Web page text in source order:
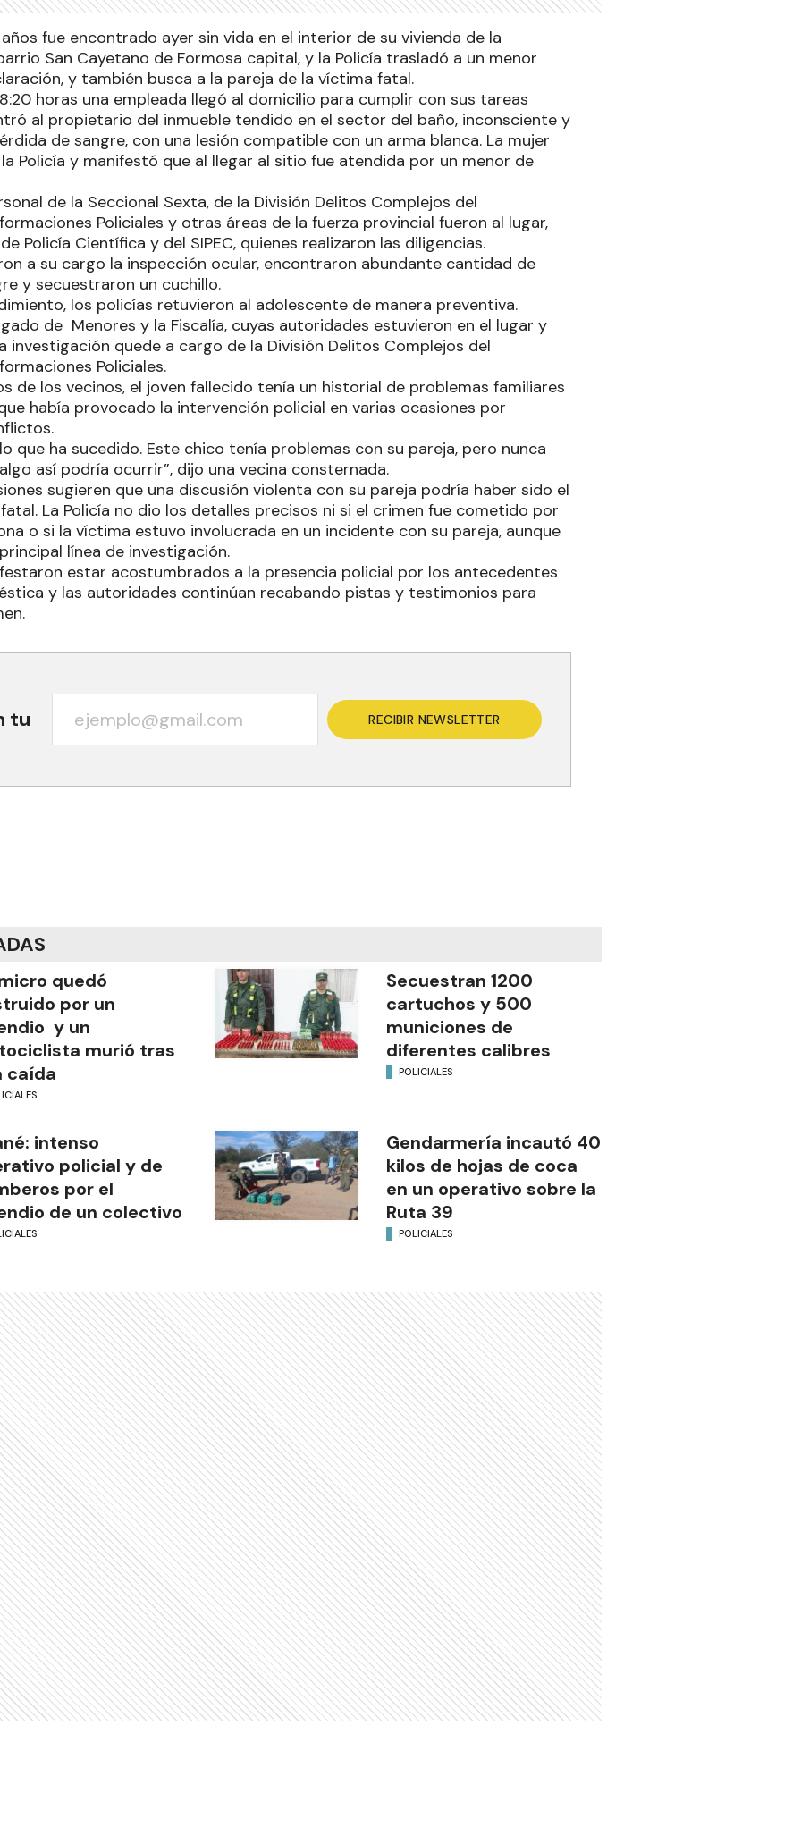
fue encontrado ayer sin vida en el interior de su vivienda de la
San Cayetano de Formosa capital, y la Policía trasladó a un menor
y también busca a la pareja de la víctima fatal.
horas una empleada llegó al domicilio para cumplir con sus tareas
al propietario del inmueble tendido en el sector del baño, inconsciente y
de sangre, con una lesión compatible con un arma blanca. La mujer
Policía y manifestó que al llegar al sitio fue atendida por un menor de
de la Seccional Sexta, de la División Delitos Complejos del
Policiales y otras áreas de la fuerza provincial fueron al lugar,
Policía Científica y del SIPEC, quienes realizaron las diligencias.
a su cargo la inspección ocular, encontraron abundante cantidad de
y secuestraron un cuchillo.
los policías retuvieron al adolescente de manera preventiva.
de Menores y la Fiscalía, cuyas autoridades estuvieron en el lugar y
investigación quede a cargo de la División Delitos Complejos del
Policiales.
de los vecinos, el joven fallecido tenía un historial de problemas familiares
había provocado la intervención policial en varias ocasiones por
que ha sucedido. Este chico tenía problemas con su pareja, pero nunca
así podría ocurrir”, dijo una vecina consternada.
sugieren que una discusión violenta con su pareja podría haber sido el
La Policía no dio los detalles precisos ni si el crimen fue cometido por
o si la víctima estuvo involucrada en un incidente con su pareja, aunque
línea de investigación.
estar acostumbrados a la presencia policial por los antecedentes
y las autoridades continúan recabando pistas y testimonios para
tu RECIBIR NEWSLETTER
quedó
por un
y un
murió tras
caída
Secuestran 1200
cartuchos y 500
municiones de
diferentes calibres
POLICIALES
intenso
policial y de
por el
de un colectivo
Gendarmería incautó 40
kilos de hojas de coca
en un operativo sobre la
Ruta 39
POLICIALES